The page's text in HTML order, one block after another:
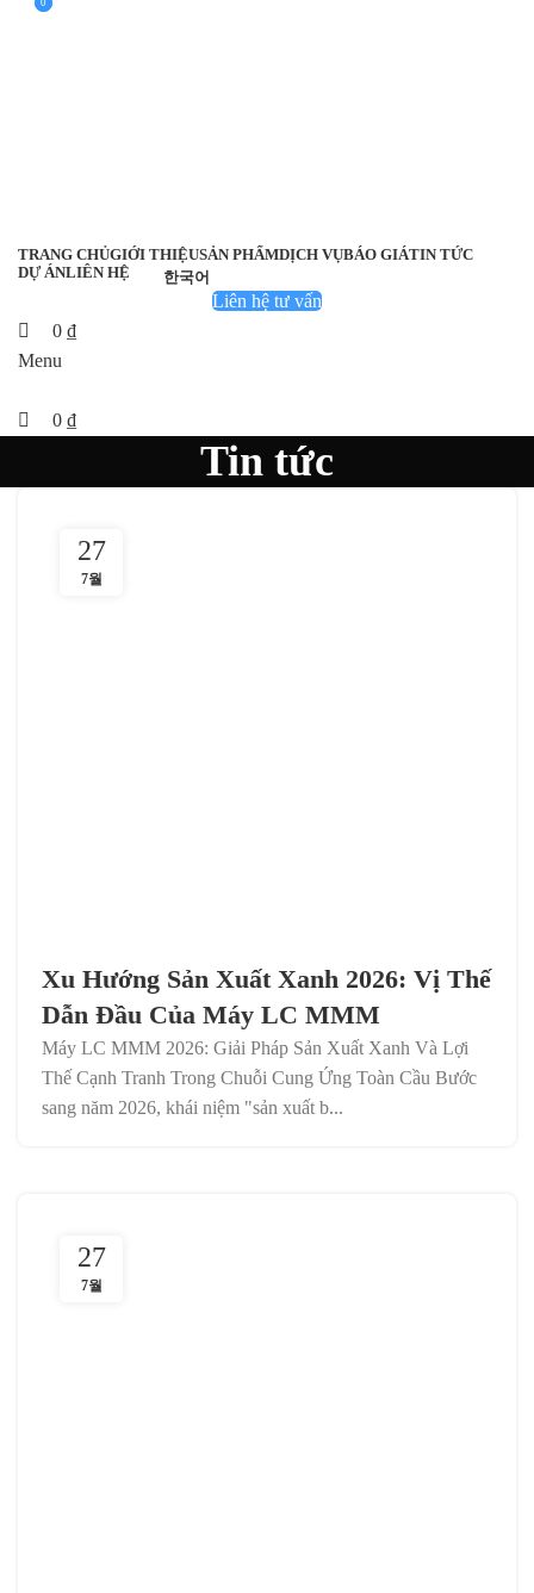
TRANG CHỦGIỚI THIỆUSẢN PHẨMDỊCH VỤBÁO GIÁTIN TỨC
DỰ ÁNLIÊN HỆ 한국어
Liên hệ tư vấn
0
0 ₫
Menu
0
0 ₫
Tin tức
27
7월
Xu Hướng Sản Xuất Xanh 2026: Vị Thế
Dẫn Đầu Của Máy LC MMM
Máy LC MMM 2026: Giải Pháp Sản Xuất Xanh Và Lợi
Thế Cạnh Tranh Trong Chuỗi Cung Ứng Toàn Cầu Bước
sang năm 2026, khái niệm "sản xuất b...
27
7월